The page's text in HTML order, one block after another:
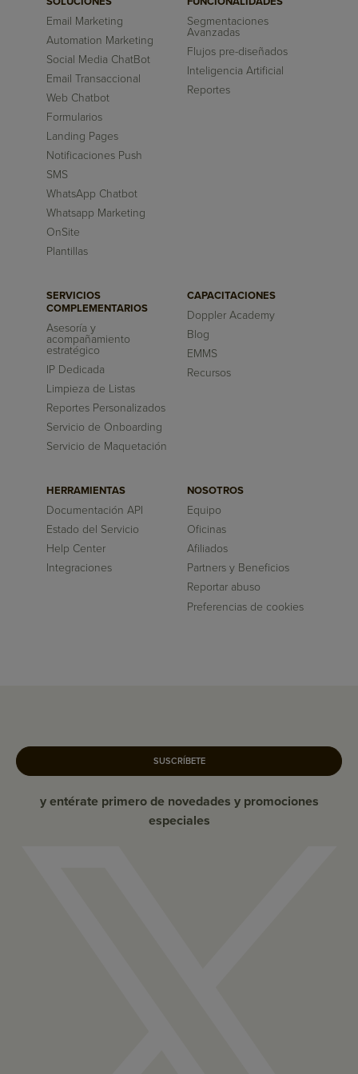
Email Marketing
Automation Marketing
Social Media ChatBot
Email Transaccional
Web Chatbot
Formularios
Landing Pages
Notificaciones Push
SMS
WhatsApp Chatbot
Whatsapp Marketing
OnSite
Plantillas
Segmentaciones
Avanzadas
Flujos pre-diseñados
Inteligencia Artificial
Reportes
SERVICIOS
COMPLEMENTARIOS
Asesoría y
acompañamiento
estratégico
IP Dedicada
Limpieza de Listas
Reportes Personalizados
Servicio de Onboarding
Servicio de Maquetación
CAPACITACIONES
Doppler Academy
Blog
EMMS
Recursos
HERRAMIENTAS
Documentación API
Estado del Servicio
Help Center
Integraciones
NOSOTROS
Equipo
Oficinas
Afiliados
Partners y Beneficios
Reportar abuso
Preferencias de cookies
SUSCRÍBETE
y entérate primero de novedades y promociones
especiales